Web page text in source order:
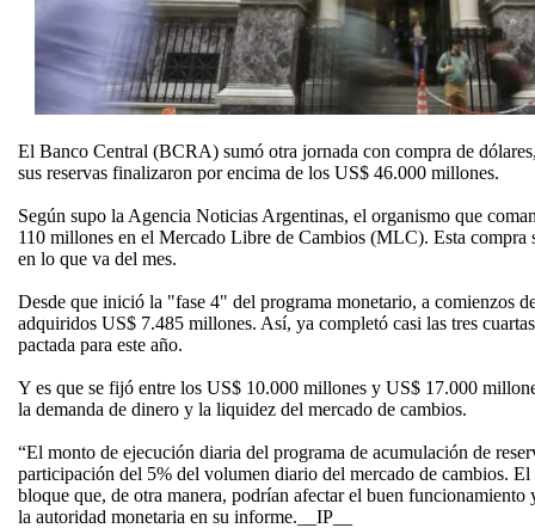
El Banco Central (BCRA) sumó otra jornada con compra de
sus reservas finalizaron por encima de los US$ 46.000 millones.
Según supo la Agencia Noticias Argentinas, el organismo que
110 millones en el Mercado Libre de Cambios (MLC). Esta compra
en lo que va del mes.
Desde que inició la "fase 4" del programa monetario, a comienzos
adquiridos US$ 7.485 millones. Así, ya completó casi las tres
pactada para este año.
Y es que se fijó entre los US$ 10.000 millones y US$ 17.000
la demanda de dinero y la liquidez del mercado de cambios.
“El monto de ejecución diaria del programa de acumulación de
participación del 5% del volumen diario del mercado de cambios.
bloque que, de otra manera, podrían afectar el buen
la autoridad monetaria en su informe.__IP__